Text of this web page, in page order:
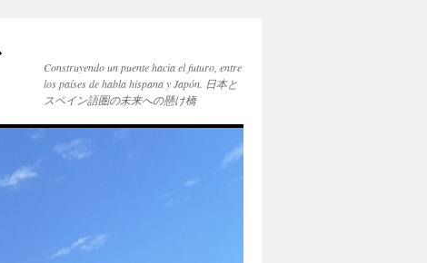
Construyendo un puente hacia el futuro, entre
los países de habla hispana y Japón. 日本と
スペイン語圏の未来への懸け橋